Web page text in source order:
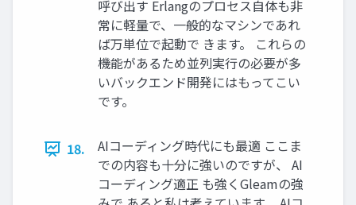
呼び出す Erlangのプロセス自体も非
常に軽量で、一般的なマシンであれ
ば万単位で起動で きます。 これらの
機能があるため並列実行の必要が多
いバックエンド開発にはもってこい
です。
18.
AIコーディング時代にも最適 ここま
での内容も十分に強いのですが、 AI
コーディング適正 も強くGleamの強